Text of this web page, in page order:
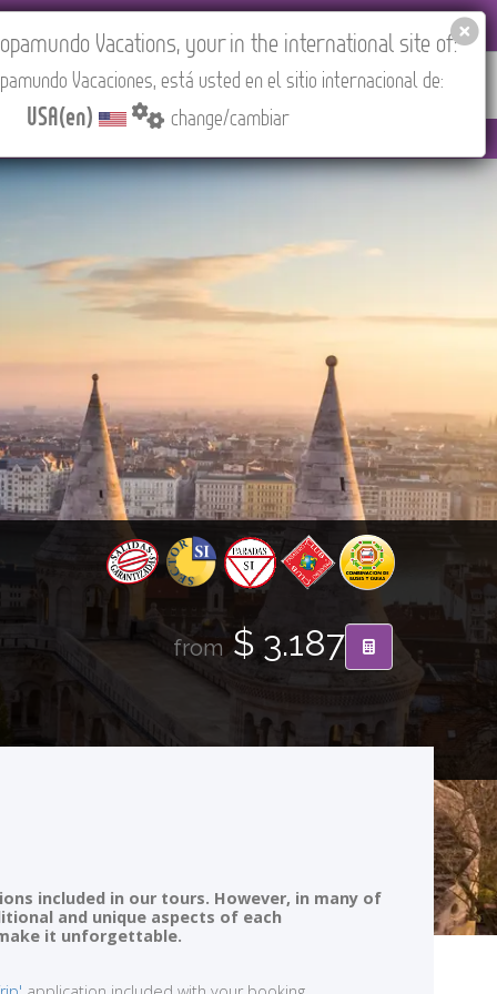
ABOUT US CONTACT Find your Tour
from$ 3.187
included in our tours. However, in many of
and unique aspects of each
it unforgettable.
Vacations, your in the international site of:
Vacaciones, está usted en el sitio internacional de:
USA(en) change/cambiar